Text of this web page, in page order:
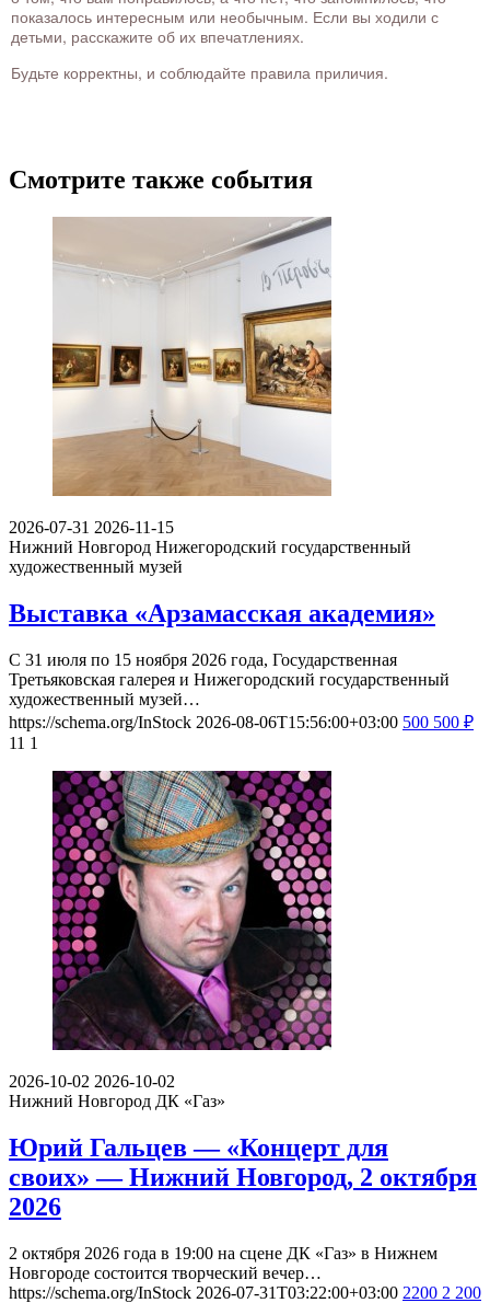
показалось интересным или необычным. Если вы ходили с
детьми, расскажите об их впечатлениях.
Будьте корректны, и соблюдайте правила приличия.
Смотрите также события
2026-07-31 2026-11-15
Нижний Новгород Нижегородский государственный
художественный музей
Выставка «Арзамасская академия»
С 31 июля по 15 ноября 2026 года, Государственная
Третьяковская галерея и Нижегородский государственный
художественный музей…
https://schema.org/InStock 2026-08-06T15:56:00+03:00 500 500 ₽
11 1
2026-10-02 2026-10-02
Нижний Новгород ДК «Газ»
Юрий Гальцев — «Концерт для
своих» — Нижний Новгород, 2 октября
2026
2 октября 2026 года в 19:00 на сцене ДК «Газ» в Нижнем
Новгороде состоится творческий вечер…
https://schema.org/InStock 2026-07-31T03:22:00+03:00 2200 2 200